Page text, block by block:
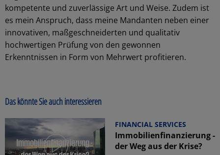
kompetente und zuverlässige Art und Weise. Zudem ist
es mein Anspruch, dass meine Mandanten neben einer
innovativen, maßgeschneiderten und qualitativ
hochwertigen Prüfung von den gewonnen
Erkenntnissen in Form von Mehrwert profitieren.
Das könnte Sie auch interessieren
FINANCIAL SERVICES
Immobilienfinanzierung -
der Weg aus der Krise?